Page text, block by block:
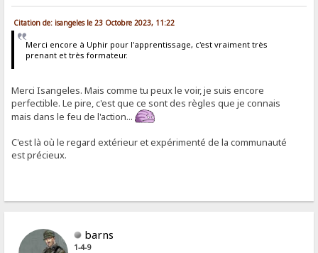
Citation de: isangeles le 23 Octobre 2023, 11:22
Merci encore à Uphir pour l'apprentissage, c'est vraiment très
prenant et très formateur.
Merci Isangeles. Mais comme tu peux le voir, je suis encore
perfectible. Le pire, c'est que ce sont des règles que je connais
mais dans le feu de l'action...
C'est là où le regard extérieur et expérimenté de la communauté
est précieux.
barns
1-4-9